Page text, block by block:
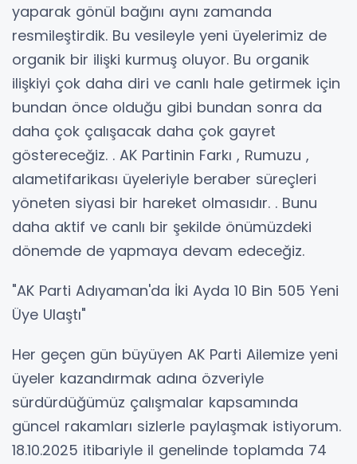
yaparak gönül bağını aynı zamanda
resmileştirdik. Bu vesileyle yeni üyelerimiz de
organik bir ilişki kurmuş oluyor. Bu organik
ilişkiyi çok daha diri ve canlı hale getirmek için
bundan önce olduğu gibi bundan sonra da
daha çok çalışacak daha çok gayret
göstereceğiz. . AK Partinin Farkı , Rumuzu ,
alametifarikası üyeleriyle beraber süreçleri
yöneten siyasi bir hareket olmasıdır. . Bunu
daha aktif ve canlı bir şekilde önümüzdeki
dönemde de yapmaya devam edeceğiz.
"AK Parti Adıyaman'da İki Ayda 10 Bin 505 Yeni
Üye Ulaştı"
Her geçen gün büyüyen AK Parti Ailemize yeni
üyeler kazandırmak adına özveriyle
sürdürdüğümüz çalışmalar kapsamında
güncel rakamları sizlerle paylaşmak istiyorum.
18.10.2025 itibariyle il genelinde toplamda 74